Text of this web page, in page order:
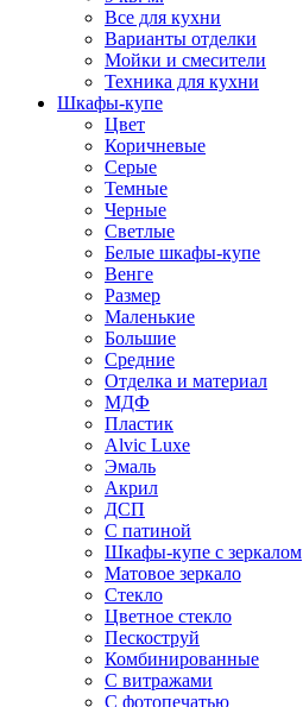
Все для кухни
Варианты отделки
Мойки и смесители
Техника для кухни
Шкафы-купе
Цвет
Коричневые
Серые
Темные
Черные
Светлые
Белые шкафы-купе
Венге
Размер
Маленькие
Большие
Средние
Отделка и материал
МДФ
Пластик
Alvic Luxe
Эмаль
Акрил
ДСП
С патиной
Шкафы-купе с зеркалом
Матовое зеркало
Стекло
Цветное стекло
Пескоструй
Комбинированные
С витражами
С фотопечатью